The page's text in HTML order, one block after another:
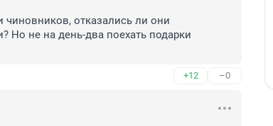
отказались ли они
Но не на день-два поехать подарки
+12 –0